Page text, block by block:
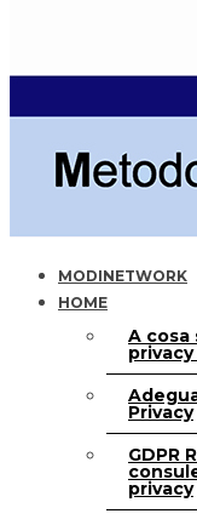
MODINETWORK
HOME
A cosa
Privacy
GDPR
privacy